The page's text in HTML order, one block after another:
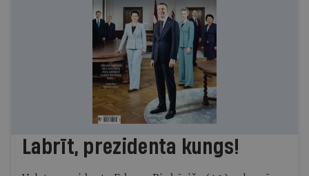
Labrīt, prezidenta kungs!